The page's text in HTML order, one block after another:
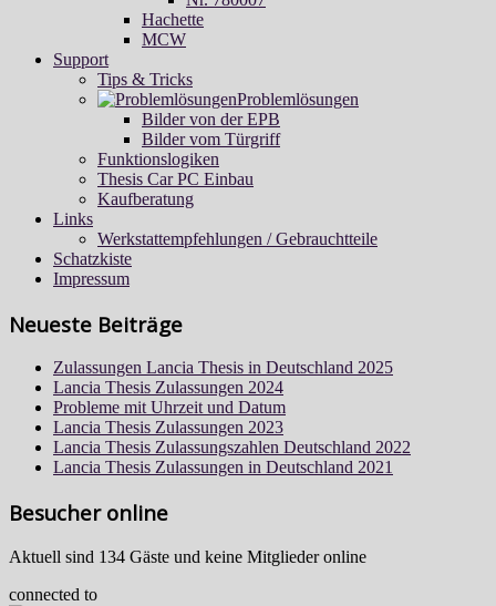
Hachette
MCW
Support
Tips & Tricks
Problemlösungen
Bilder von der EPB
Bilder vom Türgriff
Funktionslogiken
Thesis Car PC Einbau
Kaufberatung
Links
Werkstattempfehlungen / Gebrauchtteile
Schatzkiste
Impressum
Neueste Beiträge
Zulassungen Lancia Thesis in Deutschland 2025
Lancia Thesis Zulassungen 2024
Probleme mit Uhrzeit und Datum
Lancia Thesis Zulassungen 2023
Lancia Thesis Zulassungszahlen Deutschland 2022
Lancia Thesis Zulassungen in Deutschland 2021
Besucher online
Aktuell sind 134 Gäste und keine Mitglieder online
connected to